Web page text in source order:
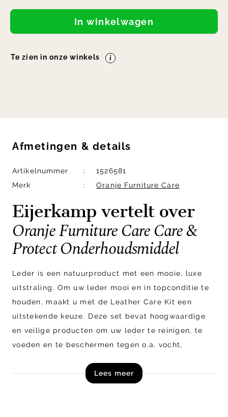
In winkelwagen
Te zien in onze winkels
Afmetingen & details
Artikelnummer
1526581
Merk
Oranje Furniture Care
Eijerkamp vertelt over
Oranje Furniture Care Care &
Protect Onderhoudsmiddel
Leder is een natuurproduct met een mooie, luxe
uitstraling. Om uw leder mooi en in topconditie te
houden, maakt u met de Leather Care Kit een
uitstekende keuze. Deze set bevat hoogwaardige
en veilige producten om uw leder te reinigen, te
voeden en te beschermen tegen o.a. vocht,
Regelmatig onderhoud houdt leder soepel en
Lees meer